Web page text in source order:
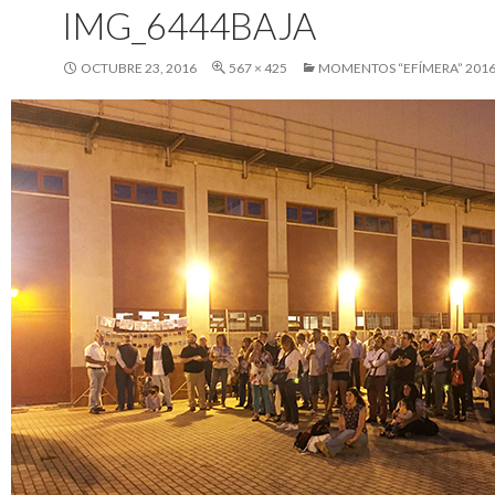
IMG_6444BAJA
OCTUBRE 23, 2016 567 × 425 MOMENTOS “EFÍMERA” 2016